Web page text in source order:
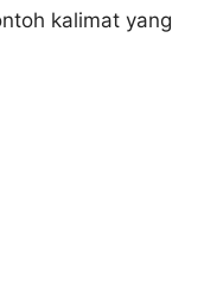
kalimat yang